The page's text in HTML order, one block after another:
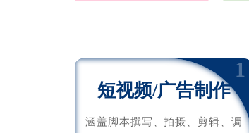
1
短视频/广告制作
涵盖脚本撰写、拍摄、剪辑、调